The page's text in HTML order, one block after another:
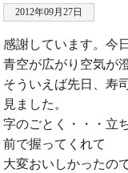
2012年09月27日
感謝しています。今
青空が広がり空気が
そういえば先日、寿
見ました。
字のごとく・・・立
前で握ってくれて
大変おいしかったの